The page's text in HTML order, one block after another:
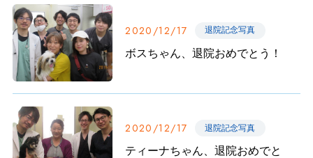
2020/12/17 退院記念写真
ボスちゃん、退院おめでとう！
2020/12/17 退院記念写真
ティーナちゃん、退院おめでと